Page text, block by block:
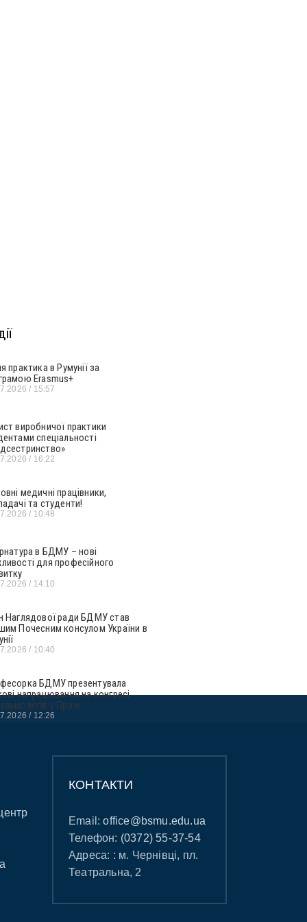
практика в Румунії за
Erasmus+
15:57
виробничої практики
спеціальності
16:22
медичні працівники,
та студенти!
10:48
в БДМУ – нові
для професійного
14:10
Наглядової ради БДМУ став
Почесним консулом України в
10:40
БДМУ презентувала
напрацювання на конгресі
у Празі
12:26
КОНТАКТИ
Email:office@bsmu.edu.ua
Телефон: (0372) 55-37-54
Адреса: : м. Чернівці, пл.
Театральна, 2